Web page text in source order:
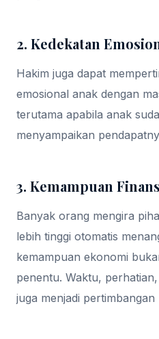
2. Kedekatan
Hakim juga dapat
emosional anak dengan
terutama apabila anak
menyampaikan
3. Kemampuan
Banyak orang mengira
lebih tinggi otomatis
kemampuan ekonomi
penentu. Waktu,
juga menjadi pertimbangan